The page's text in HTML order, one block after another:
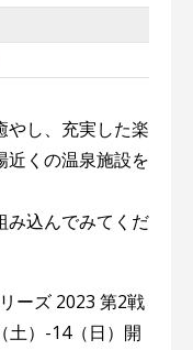
やし、充実した楽
近くの温泉施設を
み込んでみてくだ
ーズ 2023 第2戦
土）-14（日）開